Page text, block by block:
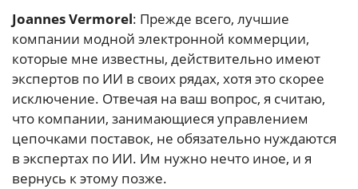
Joannes Vermorel: Прежде всего, лучшие
компании модной электронной коммерции,
которые мне известны, действительно имеют
экспертов по ИИ в своих рядах, хотя это скорее
исключение. Отвечая на ваш вопрос, я считаю,
что компании, занимающиеся управлением
цепочками поставок, не обязательно нуждаются
в экспертах по ИИ. Им нужно нечто иное, и я
вернусь к этому позже.